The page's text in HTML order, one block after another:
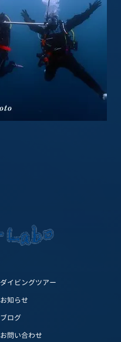
ダイビングツアー
お知らせ
ブログ
お問い合わせ